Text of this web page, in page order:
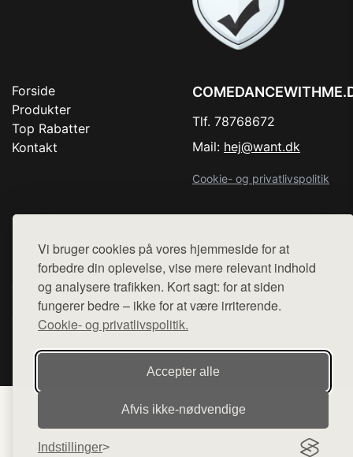
Vi bruger cookies på vores hjemmeside for at
forbedre din oplevelse, vise mere relevant indhold
og analysere trafikken. Kort sagt: for at siden
fungerer bedre – ikke for at være irriterende.
Cookie- og privatlivspolitik.
Accepter alle
Afvis ikke‑nødvendige
Indstillinger
Forside
Produkter
Top Rabatter
Kontakt
Tlf. 78768672
Mail: hej@want.dk
Cookie- og privatlivspolitik
Denne side er en del af want.dk, der udgiver en række
hjemmesider med præsentation af forskellige produkter fra
diverse webshops. Der sælges ikke varer fra denne side - vi
henviser til de shops, som sælger varen. Vi har heller ikke
varerne på lager.
© 2026 comedancewithme.dk. Alle rettigheder forbeholdes.